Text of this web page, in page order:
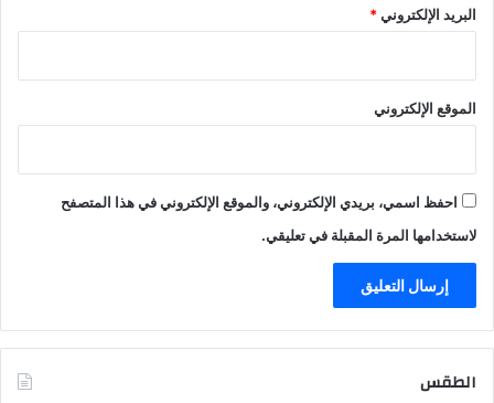
البريد الإلكتروني*
الموقع الإلكتروني
احفظ اسمي، بريدي الإلكتروني، والموقع الإلكتروني في هذا المتصفح
لاستخدامها المرة المقبلة في تعليقي.
الطقس